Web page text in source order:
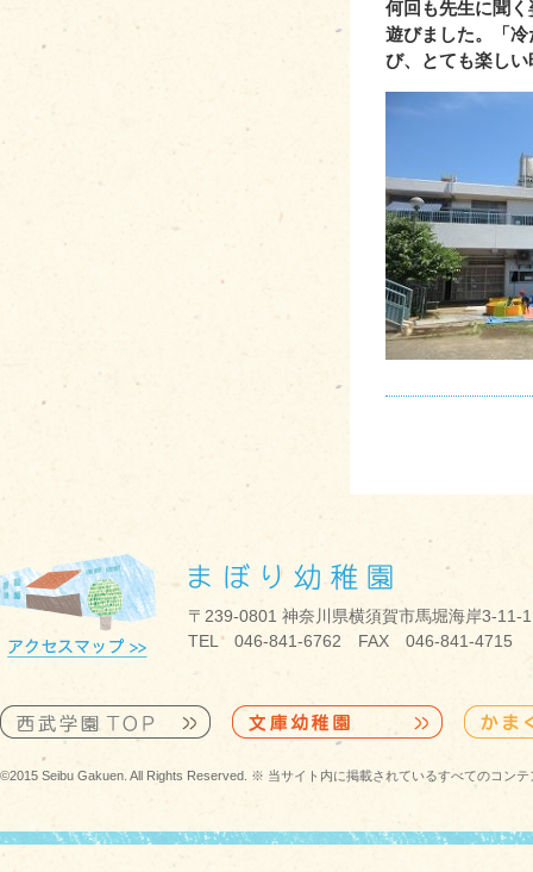
何回も先生に聞
遊びました。「
び、とても楽し
〒239-0801 神奈川県横須賀市馬堀海岸3-11-1
TEL 046-841-6762 FAX 046-841-4715
©2015 Seibu Gakuen. All Rights Reserved. ※ 当サイト内に掲載されているすべてのコン